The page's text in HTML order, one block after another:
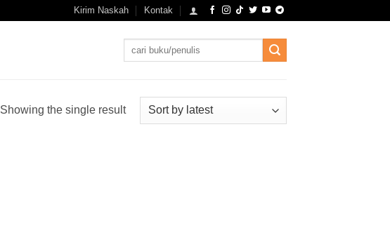
Kirim Naskah Kontak
Search
Showing the single result